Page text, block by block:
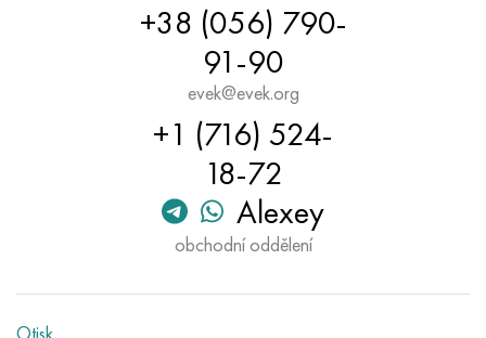
+38 (056) 790-
91-90
evek@evek.org
+1 (716) 524-
18-72
Alexey
obchodní oddělení
Otisk